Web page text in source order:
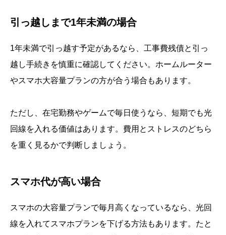
引っ越しまで1年未満の場合
1年未満で引っ越す予定があるなら、工事費残債と引っ
越し手続きを慎重に確認してください。ホームルーター
やスマホ大容量プランの方が合う場合もあります。
ただし、在宅勤務やゲームで毎日使うなら、短期でも光
回線を入れる価値はあります。費用とストレスのどちら
を重く見るかで判断しましょう。
スマホ代が高い場合
スマホの大容量プランで毎月高くなっているなら、光回
線を入れてスマホプランを下げる方法もあります。たと